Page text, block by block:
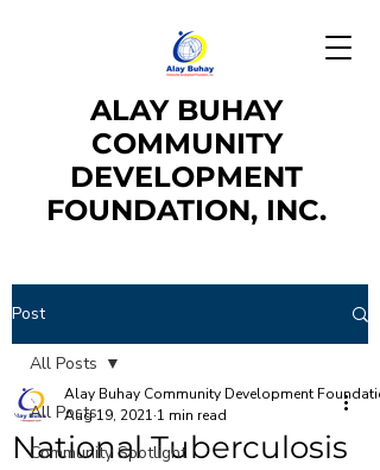
ALAY BUHAY
COMMUNITY
DEVELOPMENT
FOUNDATION, INC.
Post
All Posts
Community Spotlight
All Posts
National Tuberculosis
Alay Buhay Community Development
Aug 19, 2021 1 min read